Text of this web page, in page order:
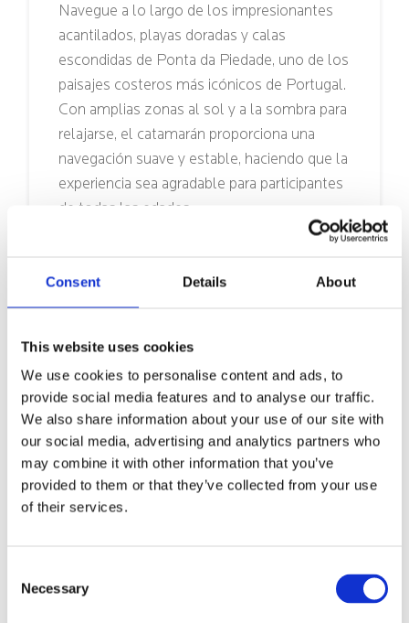
Consent Details About
This website uses cookies
We use cookies to personalise content and ads, to
provide social media features and to analyse our traffic.
We also share information about your use of our site with
our social media, advertising and analytics partners who
may combine it with other information that you’ve
provided to them or that they’ve collected from your use
of their services.
Selection
Necessary
Navegue a lo largo de los impresionantes
acantilados, playas doradas y calas
escondidas de Ponta da Piedade, uno de los
paisajes costeros más icónicos de Portugal.
Con amplias zonas al sol y a la sombra para
relajarse, el catamarán proporciona una
navegación suave y estable, haciendo que la
experiencia sea agradable para participantes
de todas las edades.
Durante la excursión, el catamarán fondeará
explorar los alrededores utilizando las
paddle boards disponibles a bordo.
Para complementar su experiencia en el
mar, se incluye una selección de snacks y
bebidas locales, con opciones adicionales
disponibles bajo petición. Nuestra
experimentada y atenta tripulación local se
sobre la costa del Algarve y ofreciendo un